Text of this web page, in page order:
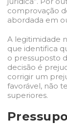
comprovação
abordada em
A legitimidade
que identifica
o pressuposto
decisão é
corrigir um
favorável, não
superiores.